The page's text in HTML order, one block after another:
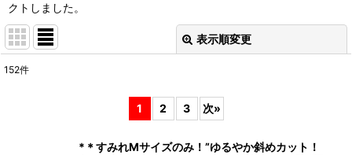
クトしました。
表示順変更
152件
1 2 3 次»
*＊すみれMサイズのみ！”ゆるやか斜めカット！